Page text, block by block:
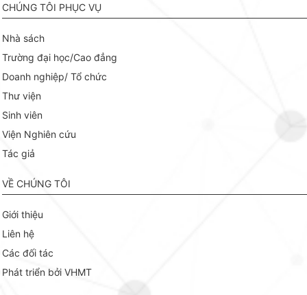
CHÚNG TÔI PHỤC VỤ
Nhà sách
Trường đại học/Cao đẳng
Doanh nghiệp/ Tổ chức
Thư viện
Sinh viên
Viện Nghiên cứu
Tác giả
VỀ CHÚNG TÔI
Giới thiệu
Liên hệ
Các đối tác
Phát triển bởi VHMT